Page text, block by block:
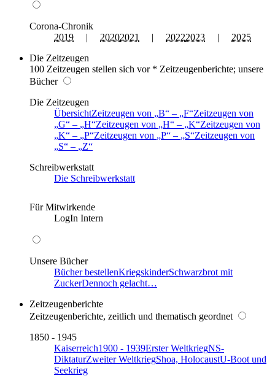
Corona-Chronik
2019 | 20202021 | 20222023 | 2025
Die Zeitzeugen
100 Zeitzeugen stellen sich vor * Zeitzeugenberichte; unsere
Bücher
Die Zeitzeugen
ÜbersichtZeitzeugen von B – F Zeitzeugen von
G
– H Zeitzeugen von H – K Zeitzeugen von
K
– P Zeitzeugen von P – S Zeitzeugen von
S
–
Z
Schreibwerkstatt
Die Schreibwerkstatt
Für Mitwirkende
LogIn Intern
Unsere Bücher
Bücher bestellenKriegskinderSchwarzbrot mit
ZuckerDennoch gelacht…
Zeitzeugenberichte
Zeitzeugenberichte, zeitlich und thematisch geordnet
1850 - 1945
Kaiserreich1900 - 1939Erster WeltkriegNS-
DiktaturZweiter WeltkriegShoa, HolocaustU-Boot und
Seekrieg